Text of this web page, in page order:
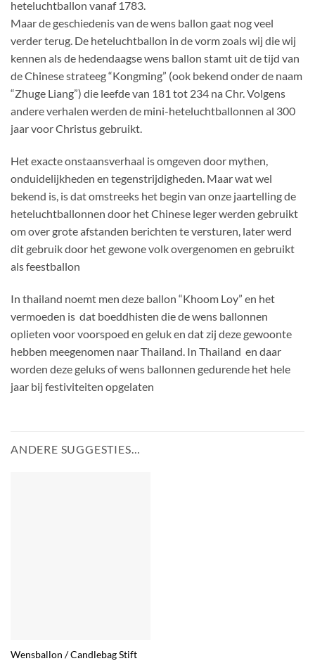
heteluchtballon vanaf 1783.
Maar de geschiedenis van de wens ballon gaat nog veel
verder terug. De heteluchtballon in de vorm zoals wij die wij
kennen als de hedendaagse wens ballon stamt uit de tijd van
de Chinese strateeg “Kongming” (ook bekend onder de naam
“Zhuge Liang”) die leefde van 181 tot 234 na Chr. Volgens
andere verhalen werden de mini-heteluchtballonnen al 300
jaar voor Christus gebruikt.
Het exacte onstaansverhaal is omgeven door mythen,
onduidelijkheden en tegenstrijdigheden. Maar wat wel
bekend is, is dat omstreeks het begin van onze jaartelling de
heteluchtballonnen door het Chinese leger werden gebruikt
om over grote afstanden berichten te versturen, later werd
dit gebruik door het gewone volk overgenomen en gebruikt
als feestballon
In thailand noemt men deze ballon “Khoom Loy” en het
vermoeden is dat boeddhisten die de wens ballonnen
oplieten voor voorspoed en geluk en dat zij deze gewoonte
hebben meegenomen naar Thailand. In Thailand en daar
worden deze geluks of wens ballonnen gedurende het hele
jaar bij festiviteiten opgelaten
ANDERE SUGGESTIES…
Wensballon / Candlebag Stift